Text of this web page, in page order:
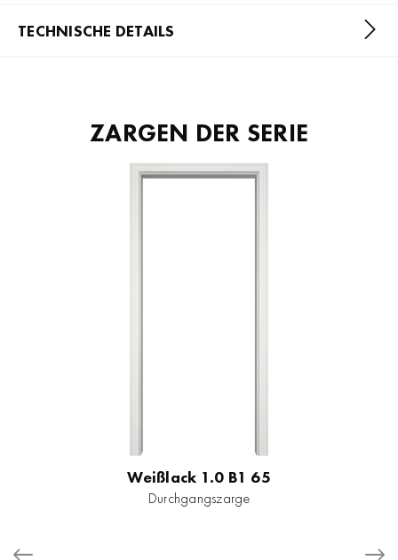
TECHNISCHE DETAILS
ZARGEN DER SERIE
Weißlack 1.0 B1 65
Durchgangszarge